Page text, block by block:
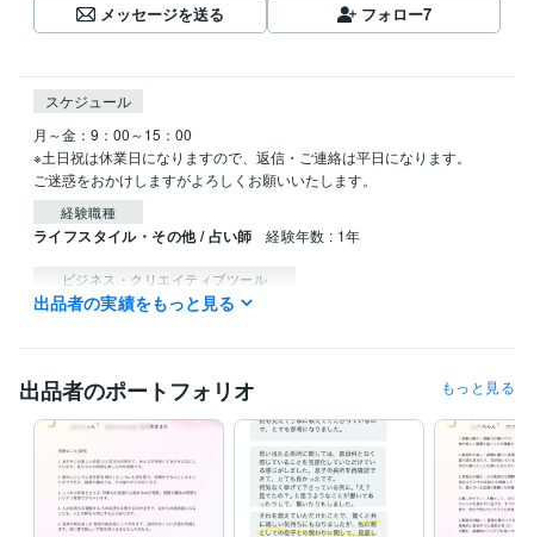
メッセージを送る フォロー7
スケジュール
月～金：9：00～15：00
※土日祝は休業日になりますので、返信・ご連絡は平日になります。
ご迷惑をおかけしますがよろしくお願いいたします。
経験職種
ライフスタイル・その他 / 占い師 経験年数 : 1年
ビジネス・クリエイティブツール
Excel:15年Google スプレッドシート:1年
占い 西洋占星術による性格分析
出品者の実績をもっと見る
出品者のポートフォリオ もっと見る